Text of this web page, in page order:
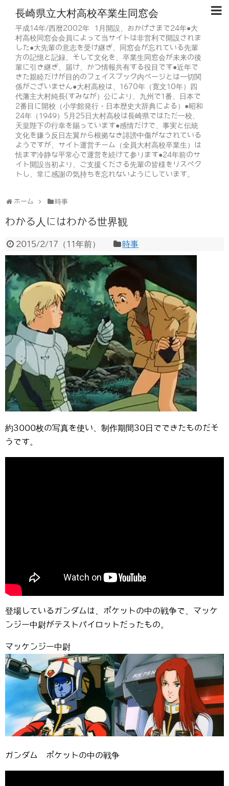
長崎県立大村高校卒業生同窓会
平成14年/西暦2002年 1月開設、おかげさまで24年●大
村高校同窓会会員によって当サイトは非営利で開設されま
した●大先輩の意志を受け継ぎ、同窓会が忘れている先輩
方の記憶と記録、そして文化を、卒業生同窓会が未来の後
輩に引き継ぎ、届け、かつ情報共有する役目です●近年で
きた親睦だけが目的のフェイスブック内ページとは一切関
係がございません●大村高校は、1670年（寛文10年）四
代藩主大村純長(すみなが）公により、九州で1番、日本で
2番目に開校（小学館発行・日本歴史大辞典による）●昭和
24年（1949）5月25日大村高校は長崎県ではただ一校、
天皇陛下の行幸を賜っています●感情だけで、事実と伝統
文化を嫌う反日左翼から根拠なき誹謗中傷がなされている
ようですが、サイト運営チーム（全員大村高校卒業生）は
怯まず冷静な平常心で運営を続けて参ります●24年前のサ
イト開設当初より、ご支援くださる先輩の皆様をリスペク
トし、常に感謝の気持ちを忘れないようにしています。
ホーム 時事
わかる人にはわかる世界観
2015/2/17 （11年前） 時事
約3000枚の写真を使い、制作期間30日でできたものだそ
うです。
登場しているガンダムは、ポケットの中の戦争で、マッケ
ンジー中尉がテストパイロットだったもの。
マッケンジー中尉
ガンダム ポケットの中の戦争